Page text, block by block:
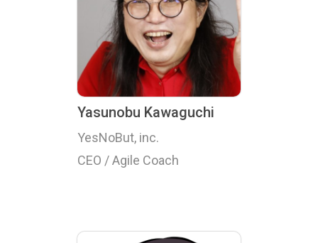
Yasunobu Kawaguchi
YesNoBut, inc.
CEO / Agile Coach